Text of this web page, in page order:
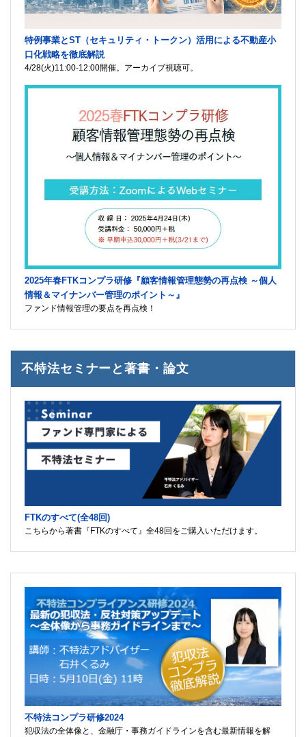
特例事業とST（セキュリティ・トークン）活用による不動産小
口化戦略を徹底解説
4/28(火)11:00-12:00開催。アーカイブ視聴可。
2025年春FTKコンプラ研修『顧客情報管理態勢の再点検 ～個人
情報＆マイナンバー管理のポイント～』
ファンド情報管理の要点を再点検！
不特法セミナーと著書・論文
FTKのすべて(全48回)
こちらから著書『FTKのすべて』全48回をご購入いただけます。
不特法コンプラ研修2024
犯収法の全体像と、金融庁・事務ガイドラインを含む最新情報を解